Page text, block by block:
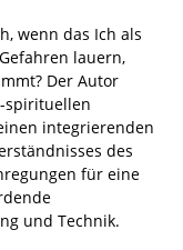
wenn das Ich als
lauern,
Der Autor
spirituellen
integrierenden
des
für eine
und Technik.